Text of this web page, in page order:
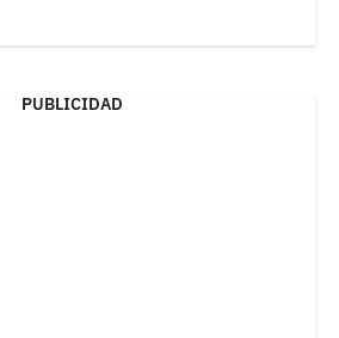
PUBLICIDAD